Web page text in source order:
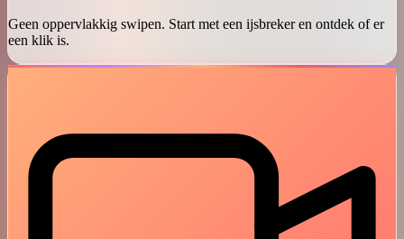
Geen oppervlakkig swipen. Start met een ijsbreker en ontdek of er
een klik is.